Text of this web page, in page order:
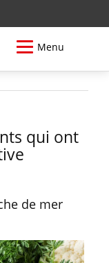
Menu
qui ont
de mer